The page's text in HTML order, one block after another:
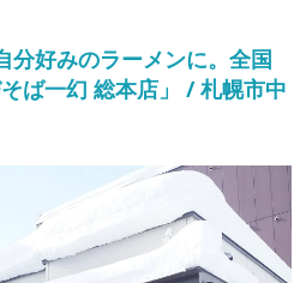
分好みのラーメンに。全国
ば一幻 総本店」 / 札幌市中